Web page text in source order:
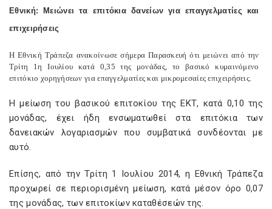
Εθνική: Μειώνει τα επιτόκια δανείων για επαγγελματίες και
επιχειρήσεις
Η Εθνική Τράπεζα ανακοίνωσε σήμερα Παρασκευή ότι μειώνει από την
Τρίτη 1η Ιουλίου κατά 0,35 της μονάδας, το βασικό κυμαινόμενο
επιτόκιο χορηγήσεων για επαγγελματίες και μικρομεσαίες επιχειρήσεις.
Η μείωση του βασικού επιτοκίου της ΕΚΤ, κατά 0,10 της
μονάδας, έχει ήδη ενσωματωθεί στα επιτόκια των
δανειακών λογαριασμών που συμβατικά συνδέονται με
αυτό.
Επίσης, από την Τρίτη 1 Ιουλίου 2014, η Εθνική Τράπεζα
προχωρεί σε περιορισμένη μείωση, κατά μέσον όρο 0,07
της μονάδας, των επιτοκίων καταθέσεών της.